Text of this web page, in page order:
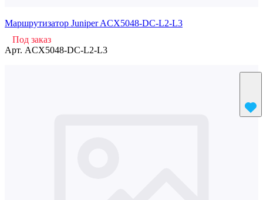
Маршрутизатор Juniper ACX5048-DC-L2-L3
Под заказ
Арт. ACX5048-DC-L2-L3